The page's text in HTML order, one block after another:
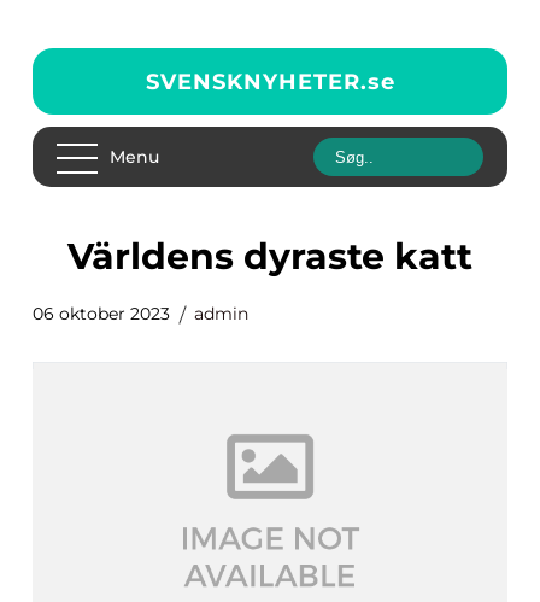
SVENSKNYHETER.se
Menu
världens dyraste katt
06 oktober 2023 admin